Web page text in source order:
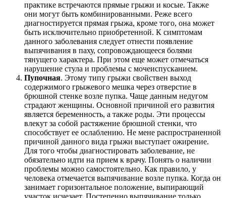
практике встречаются прямые грыжи и косые. Также
они могут быть комбинированными. Реже всего
диагностируется прямая грыжа, кроме того, она может
быть исключительно приобретенной. К симптомам
данного заболевания следует отнести появление
выпячивания в паху, сопровождающееся болями
тянущего характера. При этом еще может отмечаться
нарушение стула и проблемы с мочеиспусканием.
Пупочная. Этому типу грыжи свойствен выход
содержимого грыжевого мешка через отверстие в
брюшной стенке возле пупка. Чаще данным недугом
страдают женщины. Основной причиной его развития
является беременность, а также роды. Эти процессы
влекут за собой растяжение брюшной стенки, что
способствует ее ослаблению. Не мене распространенной
причиной данного вида грыжи выступает ожирение.
Для того чтобы диагностировать заболевание, не
обязательно идти на прием к врачу. Понять о наличии
проблемы можно самостоятельно. Как правило, у
человека отмечается выпячивание возле пупка. Когда он
занимает горизонтальное положение, выпирающий